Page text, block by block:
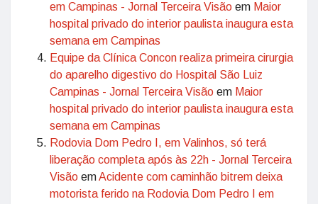
em Campinas - Jornal Terceira Visão em Maior
hospital privado do interior paulista inaugura esta
semana em Campinas
Equipe da Clínica Concon realiza primeira cirurgia
do aparelho digestivo do Hospital São Luiz
Campinas - Jornal Terceira Visão em Maior
hospital privado do interior paulista inaugura esta
semana em Campinas
Rodovia Dom Pedro I, em Valinhos, só terá
liberação completa após às 22h - Jornal Terceira
Visão emAcidente com caminhão bitrem deixa
motorista ferido na Rodovia Dom Pedro I em